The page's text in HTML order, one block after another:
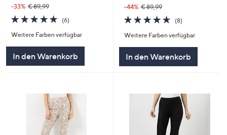
-33% € 89,99
4.8
von
5
(6)6
Weitere Farben verfügbar
In den Warenkorb
-44% € 89,99
4.6
von
5
(8)8
Weitere Farben verfügbar
In den Warenkorb